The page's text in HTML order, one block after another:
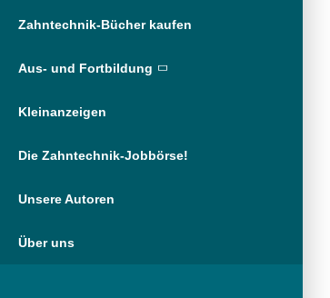
Zahntechnik-Bücher kaufen
Aus- und Fortbildung
Kleinanzeigen
Die Zahntechnik-Jobbörse!
Unsere Autoren
Über uns